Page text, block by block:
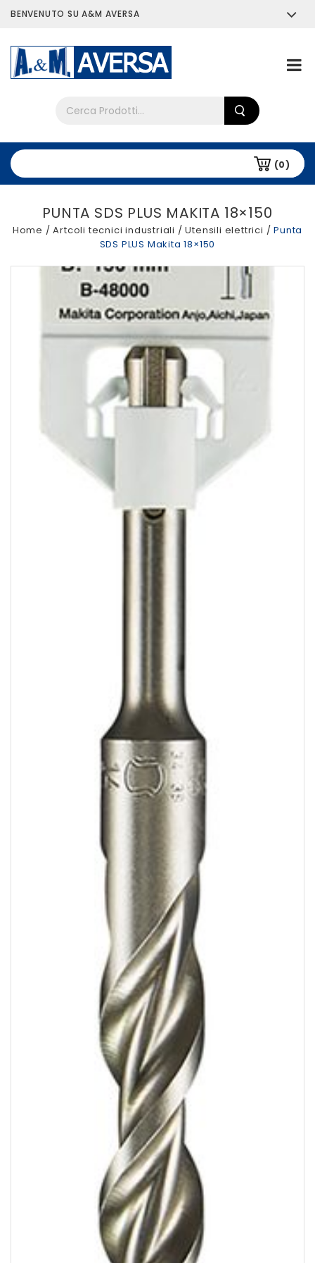
BENVENUTO SU A&M AVERSA
(0)
PUNTA SDS PLUS MAKITA 18×150
Home /Artcoli tecnici industriali /Utensili elettrici /Punta
SDS PLUS Makita 18×150